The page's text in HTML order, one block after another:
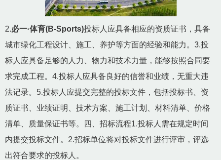
2.必一·体育(B-Sports)投标人应具备相应的资质证书，具备
城市绿化工程设计、施工、养护等方面的经验和能力。3.投
标人应具备足够的人力、物力和技术力量，能够按照合同要
求完成工程。4.投标人应具备良好的信誉和业绩，无重大违
法记录。5.投标人应提交完整的投标文件，包括投标书、资
质证书、业绩证明、技术方案、施工计划、材料清单、价格
清单、质量保证书等。四、招标流程1.投标人需在规定时间
内提交投标文件。2.招标单位将对投标文件进行评审，评选
出符合要求的投标人。